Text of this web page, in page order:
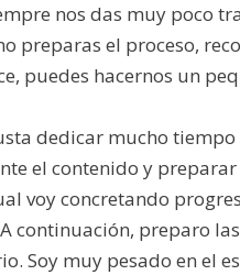
nos das muy poco
preparas el proceso,
puedes hacernos un
dedicar mucho
el contenido y
voy concretando
continuación, preparo
Soy muy pesado en el